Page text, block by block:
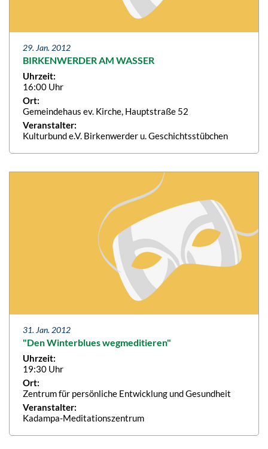
29. Jan. 2012
BIRKENWERDER AM WASSER
Uhrzeit:
16:00 Uhr
Ort:
Gemeindehaus ev. Kirche, Hauptstraße 52
Veranstalter:
Kulturbund e.V. Birkenwerder u. Geschichtsstübchen
31. Jan. 2012
"Den Winterblues wegmeditieren"
Uhrzeit:
19:30 Uhr
Ort:
Zentrum für persönliche Entwicklung und Gesundheit
Veranstalter:
Kadampa-Meditationszentrum